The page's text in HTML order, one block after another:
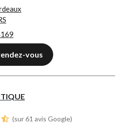
vous
(sur 61 avis Google)